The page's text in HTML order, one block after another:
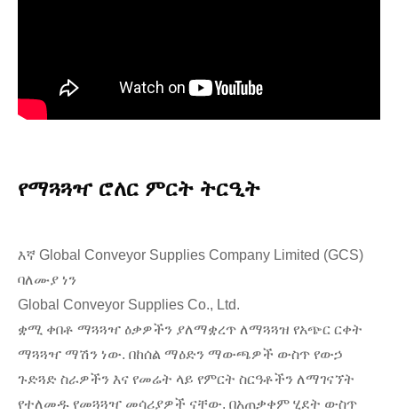
የማጓጓዣ ሮለር ምርት ትርዒት
እኛ Global Conveyor Supplies Company Limited (GCS)
ባለሙያ ነን
Global Conveyor Supplies Co., Ltd.
ቋሚ ቀበቶ ማጓጓዣ ዕቃዎችን ያለማቋረጥ ለማጓጓዝ የአጭር ርቀት
ማጓጓዣ ማሽን ነው. በከሰል ማዕድን ማውጫዎች ውስጥ የውኃ
ጉድጓድ ስራዎችን እና የመሬት ላይ የምርት ስርዓቶችን ለማገናኘት
የተለመዱ የመጓጓዣ መሳሪያዎች ናቸው. በአጠቃቀም ሂደት ውስጥ